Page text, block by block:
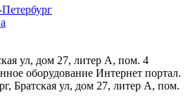
ул, дом 27, литер А, пом. 4
оборудование Интернет портал.
Братская ул, дом 27, литер А, пом.